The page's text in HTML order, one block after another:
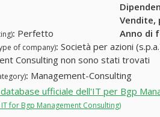
Vendite,
: Perfetto Anno di
of company): Società per azioni
Consulting non sono stati trovati
: Management-Consulting
ufficiale dell'IT per Bgp
for Bgp Management Consulting)